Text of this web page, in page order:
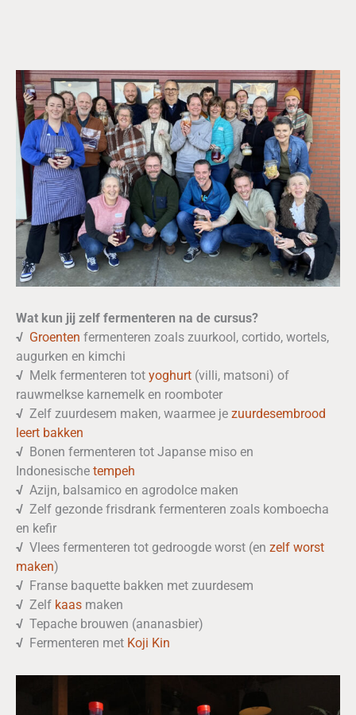
Wat kun jij zelf fermenteren na de cursus?
√ Groenten fermenteren zoals zuurkool, cortido, wortels,
augurken en kimchi
√ Melk fermenteren tot yoghurt (villi, matsoni) of
rauwmelkse karnemelk en roomboter
√ Zelf zuurdesem maken, waarmee je zuurdesembrood
leert bakken
√ Bonen fermenteren tot Japanse miso en
Indonesische tempeh
√ Azijn, balsamico en agrodolce maken
√ Zelf gezonde frisdrank fermenteren zoals komboecha
en kefir
√ Vlees fermenteren tot gedroogde worst (en zelf worst
maken)
√ Franse baquette bakken met zuurdesem
√ Zelf kaas maken
√ Tepache brouwen (ananasbier)
√ Fermenteren met Koji Kin